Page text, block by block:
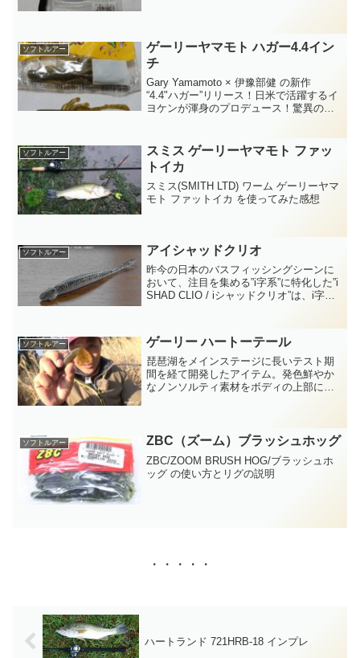
ソフトルアー
ゲーリーヤマモト ハガー4.4イン
チ
Gary Yamamoto × 伊豫部健 の新作
“4.4"ハガー”リリース！日米で活躍するイ
ヨケンが渾身のプロデュース！驚異のバ
ソフトルアー
スミス ゲーリーヤマモト ファッ
トイカ
スミス(SMITH LTD) ワーム ゲーリーヤマ
モト ファットイカ を使ってみた感想
ソフトルアー アイシャッドクリオ
昨今の日本のバスフィッシングシーンに
おいて、注目を集める”i字系”に特化した”i
SHAD CLIO / iシャッドクリオ”は、i字系
もので、i字系の真髄である”違和感...
ソフトルアー ゲーリー ハートーテール
琵琶湖をメインステージに長いテスト期
間を経て開発したアイテム。発色鮮やか
なノンソルティ素材をボディの上部に、
出すギル波動で、比類無きスイミングア
ピールを実現しました。
ソフトルアー ZBC（ズーム）ブラッシュホッグ
ZBC/ZOOM BRUSH HOG/ブラッシュホ
ッグ の使い方とリグの説明
・・・・・
ハートランド 721HRB-18 インプレ